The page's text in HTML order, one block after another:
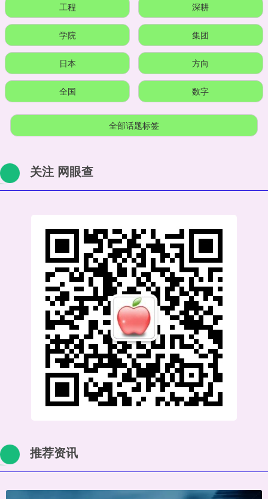
工程 深耕
学院 集团
日本 方向
全国 数字
全部话题标签
关注 网眼查
推荐资讯